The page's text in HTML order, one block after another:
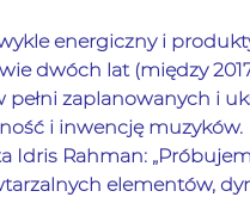
energiczny i
dwóch lat (między
zaplanowanych i
i inwencję muzyków.
Idris Rahman:
elementów,